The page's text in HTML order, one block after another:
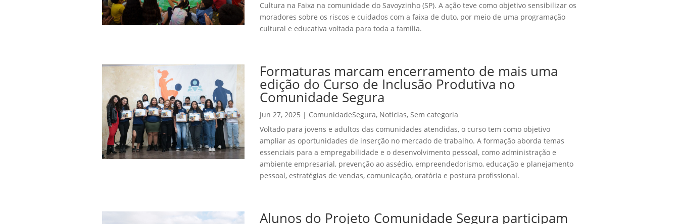
Cultura na Faixa na comunidade do Savoyzinho (SP). A ação teve como objetivo sensibilizar os
moradores sobre os riscos e cuidados com a faixa de duto, por meio de uma programação
cultural e educativa voltada para toda a família.
Formaturas marcam encerramento de mais uma
edição do Curso de Inclusão Produtiva no
Comunidade Segura
jun 27, 2025 | ComunidadeSegura, Notícias, Sem categoria
Voltado para jovens e adultos das comunidades atendidas, o curso tem como objetivo
ampliar as oportunidades de inserção no mercado de trabalho. A formação aborda temas
essenciais para a empregabilidade e o desenvolvimento pessoal, como administração e
ambiente empresarial, prevenção ao assédio, empreendedorismo, educação e planejamento
pessoal, estratégias de vendas, comunicação, oratória e postura profissional.
Alunos do Projeto Comunidade Segura participam